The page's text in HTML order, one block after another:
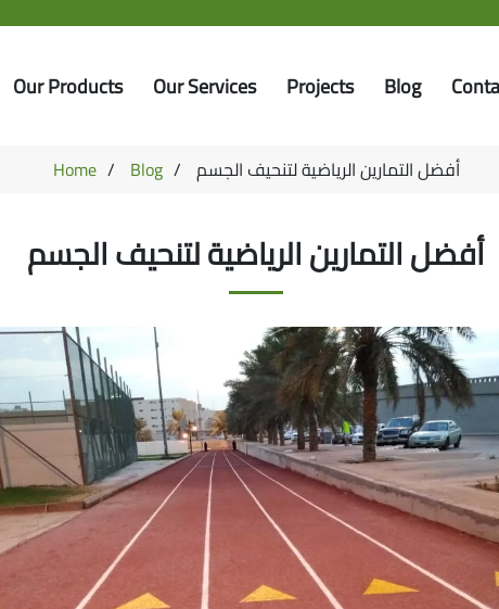
Our Products Our Services Projects Blog
Home Blog أفضل التمارين الرياضية لتنحيف الجسم
أفضل التمارين الرياضية لتنحيف الجسم